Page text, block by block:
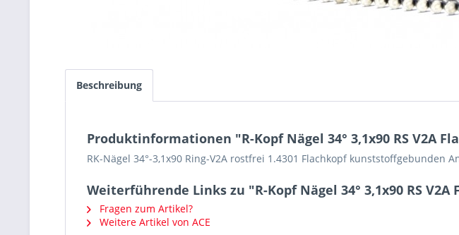
Beschreibung
Produktinformationen "R-Kopf Nägel 34° 3,1x90 RS V2A
RK-Nägel 34°-3,1x90 Ring-V2A rostfrei 1.4301 Flachkopf kunststoffgebunden
Weiterführende Links zu "R-Kopf Nägel 34° 3,1x90 RS V2A
Fragen zum Artikel?
Weitere Artikel von ACE